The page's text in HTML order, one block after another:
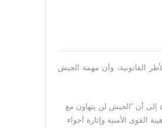
آسيا
القانونية، وأن مهمة الجيش
إلى أن “الجيش لن يتهاون مع
الأمنية وإثارة أجواء